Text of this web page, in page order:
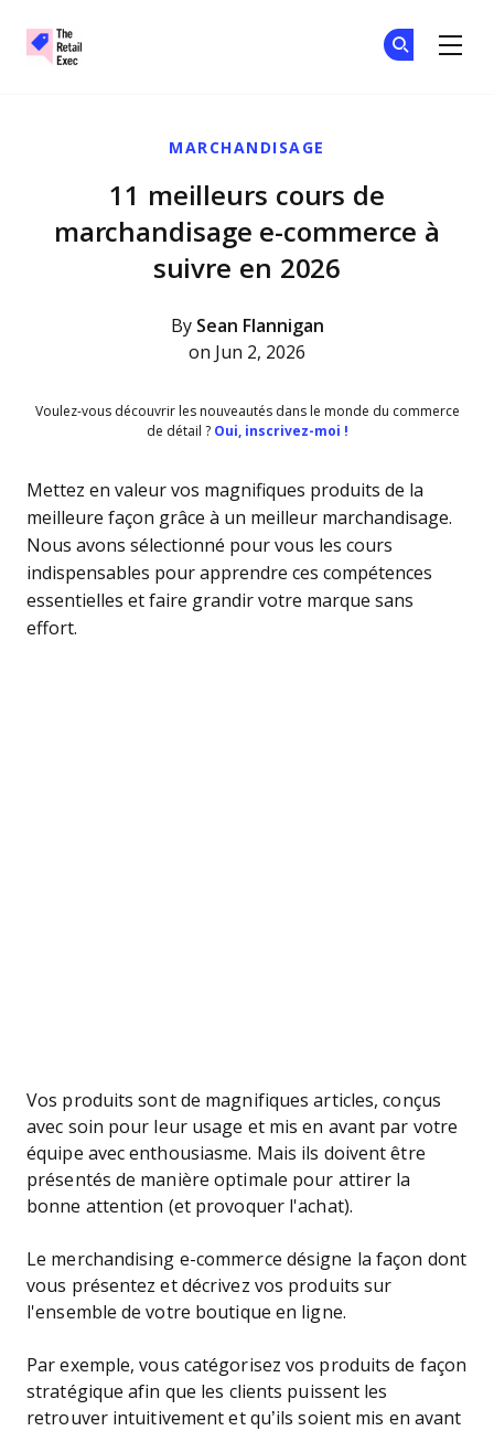
MARCHANDISAGE
11 meilleurs cours de
marchandisage e-commerce à
suivre en 2026
By Sean Flannigan
on Jun 2, 2026
Voulez-vous découvrir les nouveautés dans le monde du commerce
de détail ?Oui, inscrivez-moi !
Mettez en valeur vos magnifiques produits de la
meilleure façon grâce à un meilleur marchandisage.
Nous avons sélectionné pour vous les cours
indispensables pour apprendre ces compétences
essentielles et faire grandir votre marque sans
effort.
Vos produits sont de magnifiques articles, conçus
avec soin pour leur usage et mis en avant par votre
équipe avec enthousiasme. Mais ils doivent être
présentés de manière optimale pour attirer la
bonne attention (et provoquer l'achat).
Le merchandising e-commerce désigne la façon dont
vous présentez et décrivez vos produits sur
l'ensemble de votre boutique en ligne.
Par exemple, vous catégorisez vos produits de façon
stratégique afin que les clients puissent les
retrouver intuitivement et qu’ils soient mis en avant